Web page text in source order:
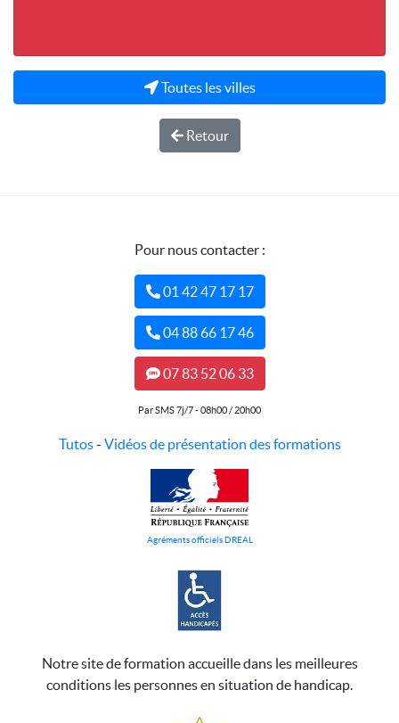
Toutes les villes
Retour
Pour nous contacter :
01 42 47 17 17
04 88 66 17 46
07 83 52 06 33
Par SMS 7j/7 - 08h00 / 20h00
Tutos- Vidéos de présentation des formations
Agréments officiels DREAL
Notre site de formation accueille dans les meilleures
conditions les personnes en situation de handicap.